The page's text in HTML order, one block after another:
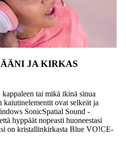
JA KIRKAS
tai mikä ikinä sinua
ovat selkeät ja
SonicSpatial Sound -
hyppäät nopeasti huoneestasi
on kristallinkirkasta Blue VO!CE-